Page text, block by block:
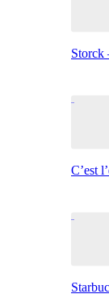
Storck
C’est